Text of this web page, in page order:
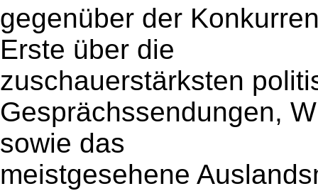
gegenüber der
Erste über die
zuschauerstärksten
Gesprächssendungen,
sowie das
meistgesehene